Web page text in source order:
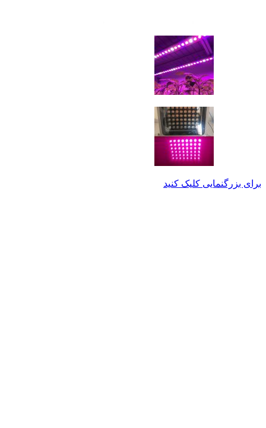
برای بزرگنمایی کلیک کنید